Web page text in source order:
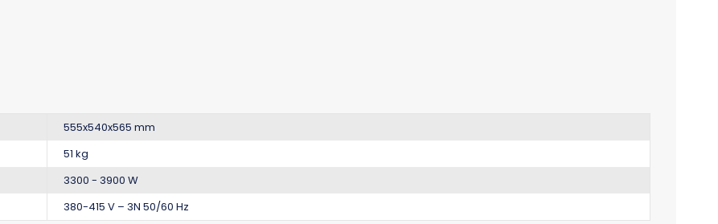
555x540x565 mm
51 kg
3300 - 3900 W
380-415 V – 3N 50/60 Hz